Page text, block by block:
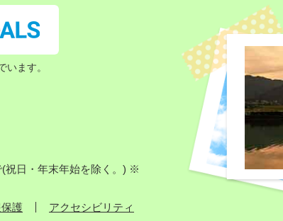
います。
祝日・年末年始を除く。) ※
護 アクセシビリティ